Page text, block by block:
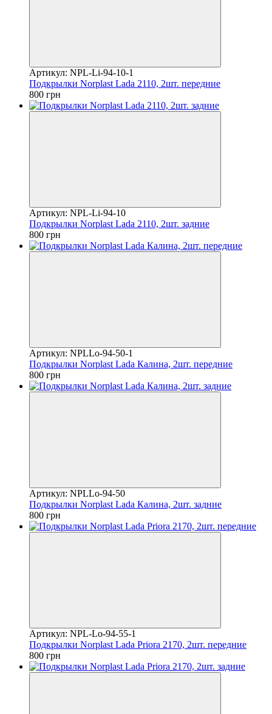
Артикул: NPL-Li-94-10-1
Подкрылки Norplast Lada 2110, 2шт. передние
800 грн
Артикул: NPL-Li-94-10
Подкрылки Norplast Lada 2110, 2шт. задние
800 грн
Артикул: NPLLo-94-50-1
Подкрылки Norplast Lada Калина, 2шт. передние
800 грн
Артикул: NPLLo-94-50
Подкрылки Norplast Lada Калина, 2шт. задние
800 грн
Артикул: NPL-Lo-94-55-1
Подкрылки Norplast Lada Priora 2170, 2шт. передние
800 грн